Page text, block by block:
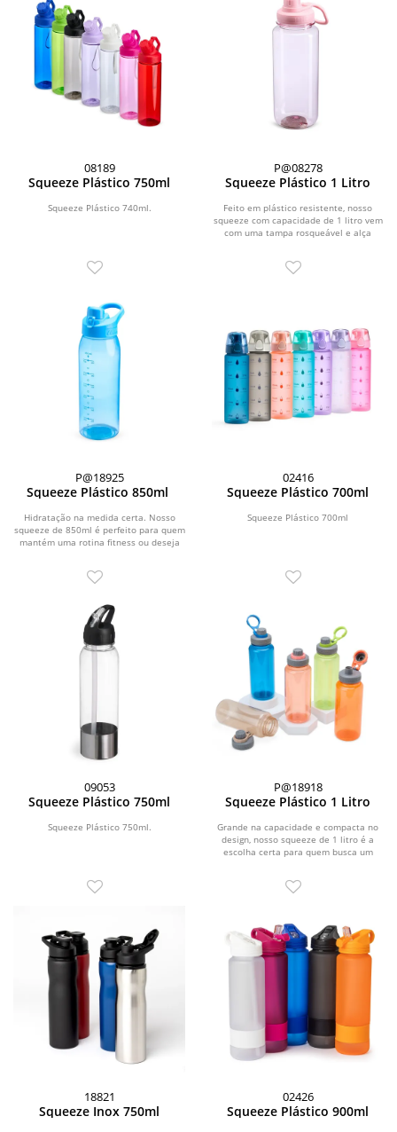
08189
Squeeze Plástico 750ml
Squeeze Plástico 740ml.
P@08278
Squeeze Plástico 1 Litro
Feito em plástico resistente, nosso
squeeze com capacidade de 1 litro vem
com uma tampa rosqueável e alça
P@18925
Squeeze Plástico 850ml
Hidratação na medida certa. Nosso
squeeze de 850ml é perfeito para quem
mantém uma rotina fitness ou deseja
02416
Squeeze Plástico 700ml
Squeeze Plástico 700ml
09053
Squeeze Plástico 750ml
Squeeze Plástico 750ml.
P@18918
Squeeze Plástico 1 Litro
Grande na capacidade e compacta no
design, nosso squeeze de 1 litro é a
escolha certa para quem busca um
18821
Squeeze Inox 750ml
02426
Squeeze Plástico 900ml